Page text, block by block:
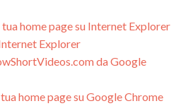
home page su Internet Explorer
Explorer
da Google
home page su Google Chrome